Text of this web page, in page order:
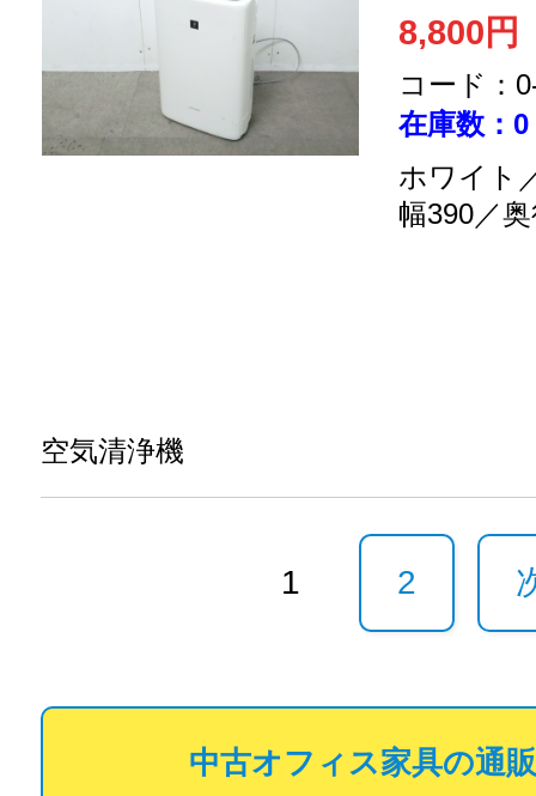
8,800円
コード：
在庫数：0
ホワイト
幅390／
空気清浄機
1 2
中古オフィス家具の通